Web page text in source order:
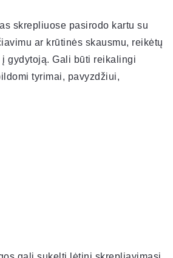
skrepliuose pasirodo kartu su
ar krūtinės skausmu, reikėtų
gydytoją. Gali būti reikalingi
tyrimai, pavyzdžiui,